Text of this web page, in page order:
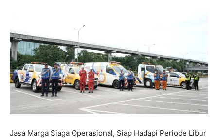
Jasa Marga Siaga Operasional, Siap Hadapi Periode Libur